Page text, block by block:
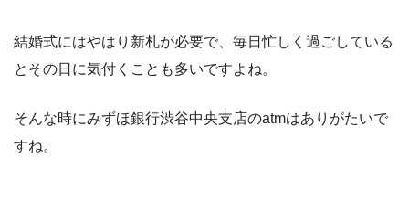
結婚式にはやはり新札が必要で、毎日忙しく過ごしている
とその日に気付くことも多いですよね。
そんな時にみずほ銀行渋谷中央支店のatmはありがたいで
すね。